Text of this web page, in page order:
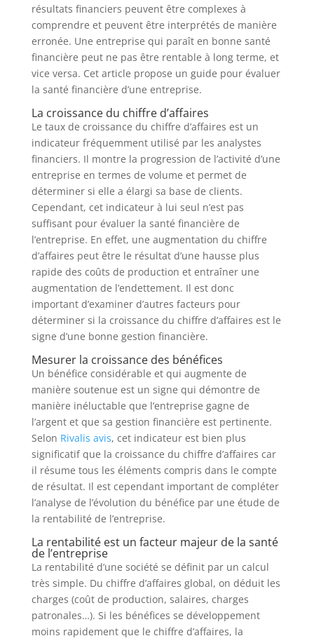
résultats financiers peuvent être complexes à
comprendre et peuvent être interprétés de manière
erronée. Une entreprise qui paraît en bonne santé
financière peut ne pas être rentable à long terme, et
vice versa. Cet article propose un guide pour évaluer
la santé financière d’une entreprise.
La croissance du chiffre d’affaires
Le taux de croissance du chiffre d’affaires est un
indicateur fréquemment utilisé par les analystes
financiers. Il montre la progression de l’activité d’une
entreprise en termes de volume et permet de
déterminer si elle a élargi sa base de clients.
Cependant, cet indicateur à lui seul n’est pas
suffisant pour évaluer la santé financière de
l’entreprise. En effet, une augmentation du chiffre
d’affaires peut être le résultat d’une hausse plus
rapide des coûts de production et entraîner une
augmentation de l’endettement. Il est donc
important d’examiner d’autres facteurs pour
déterminer si la croissance du chiffre d’affaires est le
signe d’une bonne gestion financière.
Mesurer la croissance des bénéfices
Un bénéfice considérable et qui augmente de
manière soutenue est un signe qui démontre de
manière inéluctable que l’entreprise gagne de
l’argent et que sa gestion financière est pertinente.
Selon Rivalis avis, cet indicateur est bien plus
significatif que la croissance du chiffre d’affaires car
il résume tous les éléments compris dans le compte
de résultat. Il est cependant important de compléter
l’analyse de l’évolution du bénéfice par une étude de
la rentabilité de l’entreprise.
La rentabilité est un facteur majeur de la santé
de l’entreprise
La rentabilité d’une société se définit par un calcul
très simple. Du chiffre d’affaires global, on déduit les
charges (coût de production, salaires, charges
patronales…). Si les bénéfices se développement
moins rapidement que le chiffre d’affaires, la